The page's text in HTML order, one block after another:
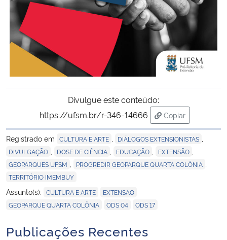
Divulgue este conteúdo:
https://ufsm.br/r-346-14666
Copiar
para área de
Registrado em CULTURA E ARTE DIÁLOGOS EXTENSIONISTAS
DIVULGAÇÃO DOSE DE CIÊNCIA EDUCAÇÃO EXTENSÃO
GEOPARQUES UFSM PROGREDIR GEOPARQUE QUARTA COLÔNIA
TERRITÓRIO IMEMBUY
Assunto(s): CULTURA E ARTE EXTENSÃO
GEOPARQUE QUARTA COLÔNIA ODS 04 ODS 17
Publicações Recentes